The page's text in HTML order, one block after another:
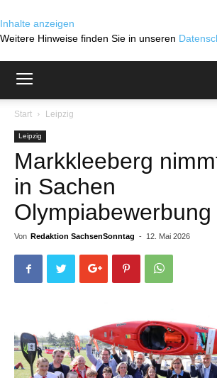
Inhalte anzeigen
Weitere Hinweise finden Sie in unseren
Start Leipzig
Leipzig
Markkleeberg
in Sachen
Olympiabewerbung
Von Redaktion SachsenSonntag - 12. Mai 2026